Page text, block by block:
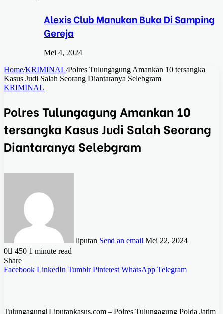
Alexis Club Manukan Buka Di Samping
Gereja
Mei 4, 2024
Home/KRIMINAL/Polres Tulungagung Amankan 10 tersangka
Kasus Judi Salah Seorang Diantaranya Selebgram
KRIMINAL
Polres Tulungagung Amankan 10
tersangka Kasus Judi Salah Seorang
Diantaranya Selebgram
liputan Send an email Mei 22, 2024
0
450 1 minute read
Share
Facebook LinkedIn Tumblr Pinterest WhatsApp Telegram
Tulungagung||Liputankasus.com – Polres Tulungagung Polda Jatim